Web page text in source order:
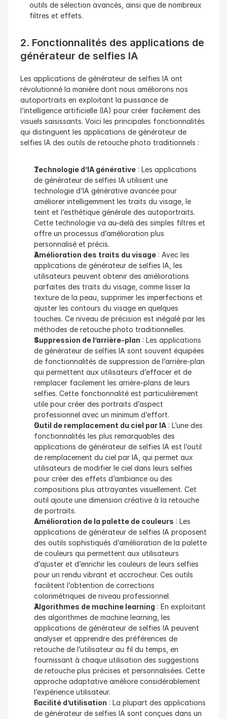
outils de sélection avancés, ainsi que de nombreux
filtres et effets.
2. Fonctionnalités des applications de
générateur de selfies IA
Les applications de générateur de selfies IA ont
révolutionné la manière dont nous améliorons nos
autoportraits en exploitant la puissance de
l’intelligence artificielle (IA) pour créer facilement des
visuels saisissants. Voici les principales fonctionnalités
qui distinguent les applications de générateur de
selfies IA des outils de retouche photo traditionnels :
Technologie d’IA générative : Les applications
de générateur de selfies IA utilisent une
technologie d’IA générative avancée pour
améliorer intelligemment les traits du visage, le
teint et l’esthétique générale des autoportraits.
Cette technologie va au-delà des simples filtres et
offre un processus d’amélioration plus
personnalisé et précis.
Amélioration des traits du visage : Avec les
applications de générateur de selfies IA, les
utilisateurs peuvent obtenir des améliorations
parfaites des traits du visage, comme lisser la
texture de la peau, supprimer les imperfections et
ajuster les contours du visage en quelques
touches. Ce niveau de précision est inégalé par les
méthodes de retouche photo traditionnelles.
Suppression de l’arrière-plan : Les applications
de générateur de selfies IA sont souvent équipées
de fonctionnalités de suppression de l’arrière-plan
qui permettent aux utilisateurs d’effacer et de
remplacer facilement les arrière-plans de leurs
selfies. Cette fonctionnalité est particulièrement
utile pour créer des portraits d’aspect
professionnel avec un minimum d’effort.
Outil de remplacement du ciel par IA : L’une des
fonctionnalités les plus remarquables des
applications de générateur de selfies IA est l’outil
de remplacement du ciel par IA, qui permet aux
utilisateurs de modifier le ciel dans leurs selfies
pour créer des effets d’ambiance ou des
compositions plus attrayantes visuellement. Cet
outil ajoute une dimension créative à la retouche
de portraits.
Amélioration de la palette de couleurs : Les
applications de générateur de selfies IA proposent
des outils sophistiqués d’amélioration de la palette
de couleurs qui permettent aux utilisateurs
d’ajuster et d’enrichir les couleurs de leurs selfies
pour un rendu vibrant et accrocheur. Ces outils
facilitent l’obtention de corrections
colorimétriques de niveau professionnel.
Algorithmes de machine learning : En exploitant
des algorithmes de machine learning, les
applications de générateur de selfies IA peuvent
analyser et apprendre des préférences de
retouche de l’utilisateur au fil du temps, en
fournissant à chaque utilisation des suggestions
de retouche plus précises et personnalisées. Cette
approche adaptative améliore considérablement
l’expérience utilisateur.
Facilité d’utilisation : La plupart des applications
de générateur de selfies IA sont conçues dans un